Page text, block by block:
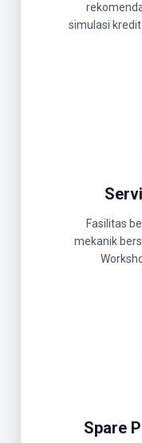
simulasi kredit
Fasilitas
mekanik
Spare